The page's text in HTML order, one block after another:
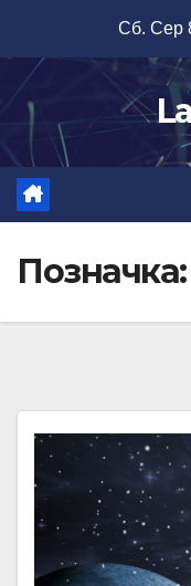
вмісту
Сб. Сер
Позначка: